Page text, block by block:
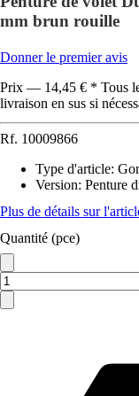
mm brun rouille
Donner le premier avis
Prix — 14,45 € * Tous
livraison en sus si
Rf. 10009866
Type d'article:
Version: Penture
Plus de détails sur
Quantité (pce)